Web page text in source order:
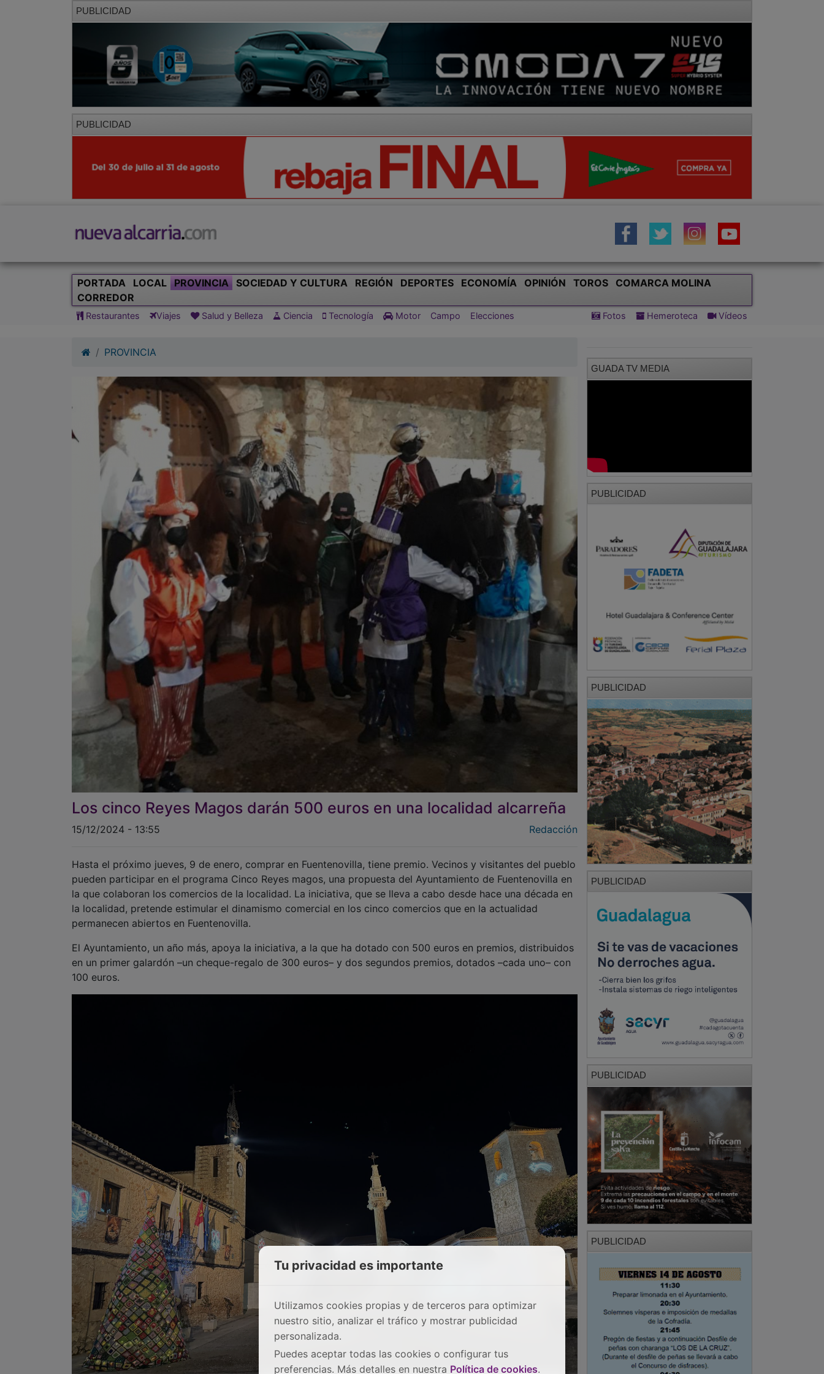
PUBLICIDAD
PUBLICIDAD
PORTADA LOCAL PROVINCIA SOCIEDAD Y CULTURA REGIÓN DEPORTES ECONOMÍA OPINIÓN TOROS
COMARCA MOLINA
CORREDOR
Restaurantes Viajes Salud y Belleza Ciencia Tecnología Motor Campo Elecciones Fotos Hemeroteca Vídeos
PROVINCIA
Los cinco Reyes Magos darán 500 euros en una localidad alcarreña
15/12/2024 - 13:55 Redacción
Hasta el próximo jueves, 9 de enero, comprar en Fuentenovilla, tiene premio. Vecinos y visitantes del pueblo
pueden participar en el programa Cinco Reyes magos, una propuesta del Ayuntamiento de Fuentenovilla en
la que colaboran los comercios de la localidad. La iniciativa, que se lleva a cabo desde hace una década en
la localidad, pretende estimular el dinamismo comercial en los cinco comercios que en la actualidad
permanecen abiertos en Fuentenovilla.
El Ayuntamiento, un año más, apoya la iniciativa, a la que ha dotado con 500 euros en premios, distribuidos
en un primer galardón –un cheque-regalo de 300 euros– y dos segundos premios, dotados –cada uno– con
100 euros.
GUADA TV MEDIA
PUBLICIDAD
PUBLICIDAD
PUBLICIDAD
PUBLICIDAD
PUBLICIDAD
Tu privacidad es importante
Utilizamos cookies propias y de terceros para optimizar
nuestro sitio, analizar el tráfico y mostrar publicidad
personalizada.
Puedes aceptar todas las cookies o configurar tus
preferencias. Más detalles en nuestra Política de cookies.